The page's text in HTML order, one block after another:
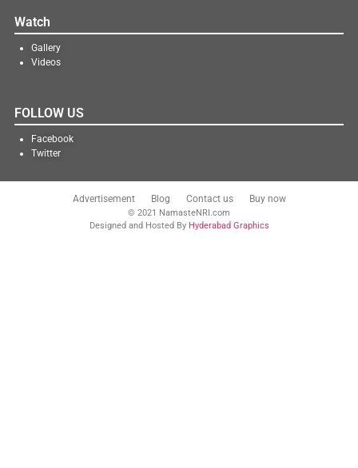
Watch
Gallery
Videos
FOLLOW US
Facebook
Twitter
Advertisement Blog Contact us Buy now
© 2021 NamasteNRI.com
Designed and Hosted By Hyderabad Graphics